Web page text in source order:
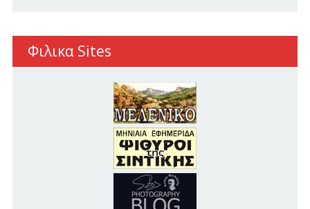
Φιλικα Sites